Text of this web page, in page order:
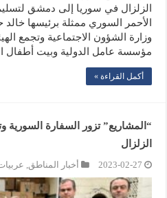
الزلزال في سوريا إلى دمشق
الأحمر السوري ممثلة برئيسها خالد
وزارة الشؤون الاجتماعية وتجمع
مؤسسة عامل الدولية وبيت أطفال
أكمل القراءة »
“المشاريع” تزور السفارة
الزلزال
2023-02-27 أخبار المناطق